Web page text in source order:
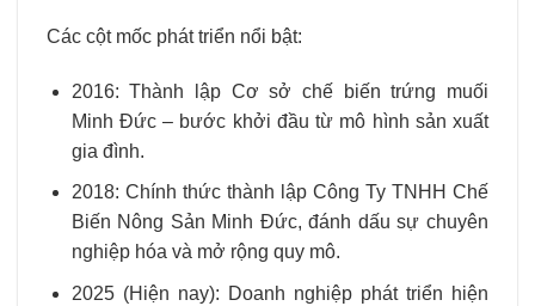
Các cột mốc phát triển nổi bật:
2016: Thành lập Cơ sở chế biến trứng muối
Minh Đức – bước khởi đầu từ mô hình sản xuất
gia đình.
2018: Chính thức thành lập Công Ty TNHH Chế
Biến Nông Sản Minh Đức, đánh dấu sự chuyên
nghiệp hóa và mở rộng quy mô.
2025 (Hiện nay): Doanh nghiệp phát triển hiện